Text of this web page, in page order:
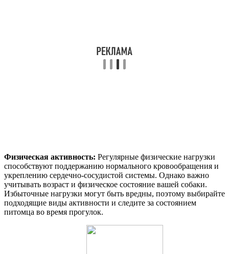
Физическая активность: Регулярные физические нагрузки
способствуют поддержанию нормального кровообращения и
укреплению сердечно-сосудистой системы. Однако важно
учитывать возраст и физическое состояние вашей собаки.
Избыточные нагрузки могут быть вредны, поэтому выбирайте
подходящие виды активности и следите за состоянием
питомца во время прогулок.